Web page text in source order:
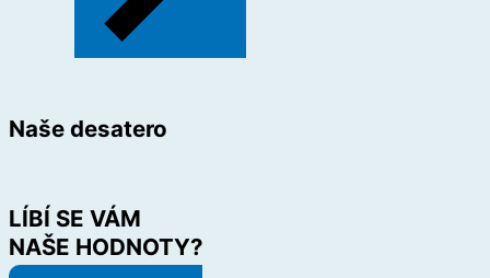
Naše desatero
LÍBÍ SE VÁM
NAŠE HODNOTY?